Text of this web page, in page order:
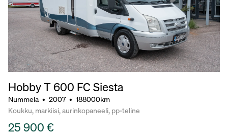
Hobby T 600 FC Siesta
Nummela • 2007 • 188000km
Koukku, markiisi, aurinkopaneeli, pp-teline
25 900 €